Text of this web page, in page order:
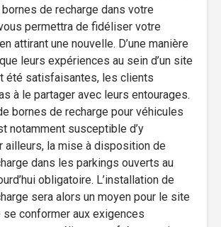
de recharge dans votre
permettra de fidéliser votre
attirant une nouvelle. D’une manière
leurs expériences au sein d’un site
été satisfaisantes, les clients
à le partager avec leurs entourages.
bornes de recharge pour véhicules
notamment susceptible d’y
ailleurs, la mise à disposition de
dans les parkings ouverts au
obligatoire. L’installation de
sera alors un moyen pour le site
conformer aux exigences